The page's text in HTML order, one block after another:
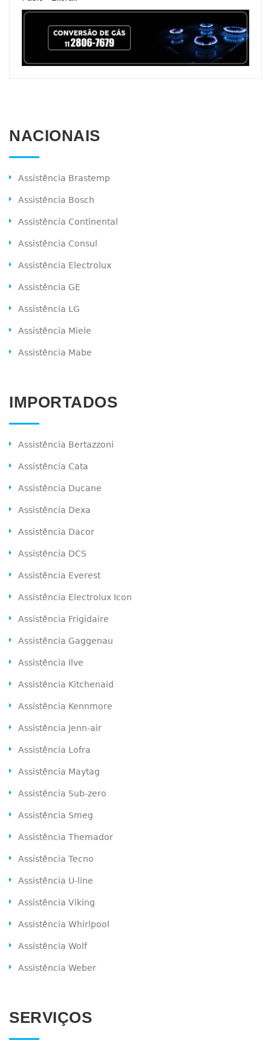
NACIONAIS
Assistência Brastemp
Assistência Bosch
Assistência Continental
Assistência Consul
Assistência Electrolux
Assistência GE
Assistência LG
Assistência Miele
Assistência Mabe
IMPORTADOS
Assistência Bertazzoni
Assistência Cata
Assistência Ducane
Assistência Dexa
Assistência Dacor
Assistência DCS
Assistência Everest
Assistência Electrolux Icon
Assistência Frigidaire
Assistência Gaggenau
Assistência Ilve
Assistência Kitchenaid
Assistência Kennmore
Assistência Jenn-air
Assistência Lofra
Assistência Maytag
Assistência Sub-zero
Assistência Smeg
Assistência Themador
Assistência Tecno
Assistência U-line
Assistência Viking
Assistência Whirlpool
Assistência Wolf
Assistência Weber
SERVIÇOS